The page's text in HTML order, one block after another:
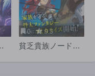
0 9.5
貧乏貴族ノードの